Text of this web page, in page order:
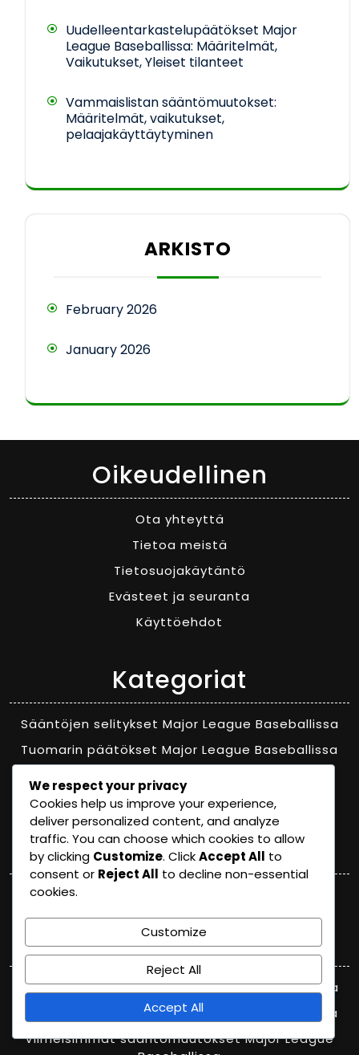
Uudelleentarkastelupäätökset Major
League Baseballissa: Määritelmät,
Vaikutukset, Yleiset tilanteet
Vammaislistan sääntömuutokset:
Määritelmät, vaikutukset,
pelaajakäyttäytyminen
ARKISTO
February 2026
January 2026
Oikeudellinen
Ota yhteyttä
Tietoa meistä
Tietosuojakäytäntö
Evästeet ja seuranta
Käyttöehdot
Kategoriat
Sääntöjen selitykset Major League Baseballissa
Tuomarin päätökset Major League Baseballissa
Baseballissa
Meta
Categories
Sääntöjen selitykset Major League Baseballissa
Tuomarin päätökset Major League Baseballissa
Viimeisimmät sääntömuutokset Major League
We respect your privacy
Cookies help us improve your experience,
deliver personalized content, and analyze
traffic. You can choose which cookies to allow
by clicking Customize. ClickAccept All to
consent or Reject All to decline non-essential
cookies.
Customize
Reject All
Accept All